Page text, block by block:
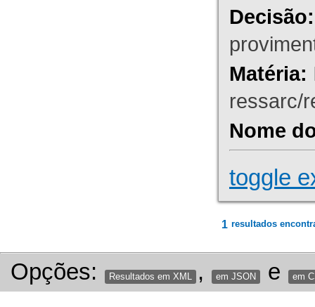
Decisão:
Matéria:
ressarc/
Nome
toggle
1 resultados
Opções: Resultados em XML , em JSON e em